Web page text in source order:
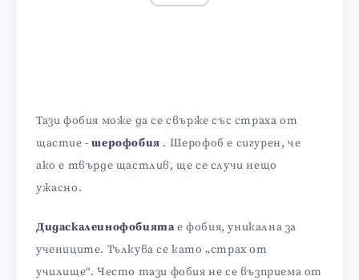
Тази фобия може да се свърже със страха от
щастие -шерофобия . Шерофоб е сигурен, че
ако е твърде щастлив, ще се случи нещо
ужасно.
Дидаскалеинофобиятае фобия, уникална за
учениците. Тълкува се като „страх от
училище“. Често тази фобия не се възприема от